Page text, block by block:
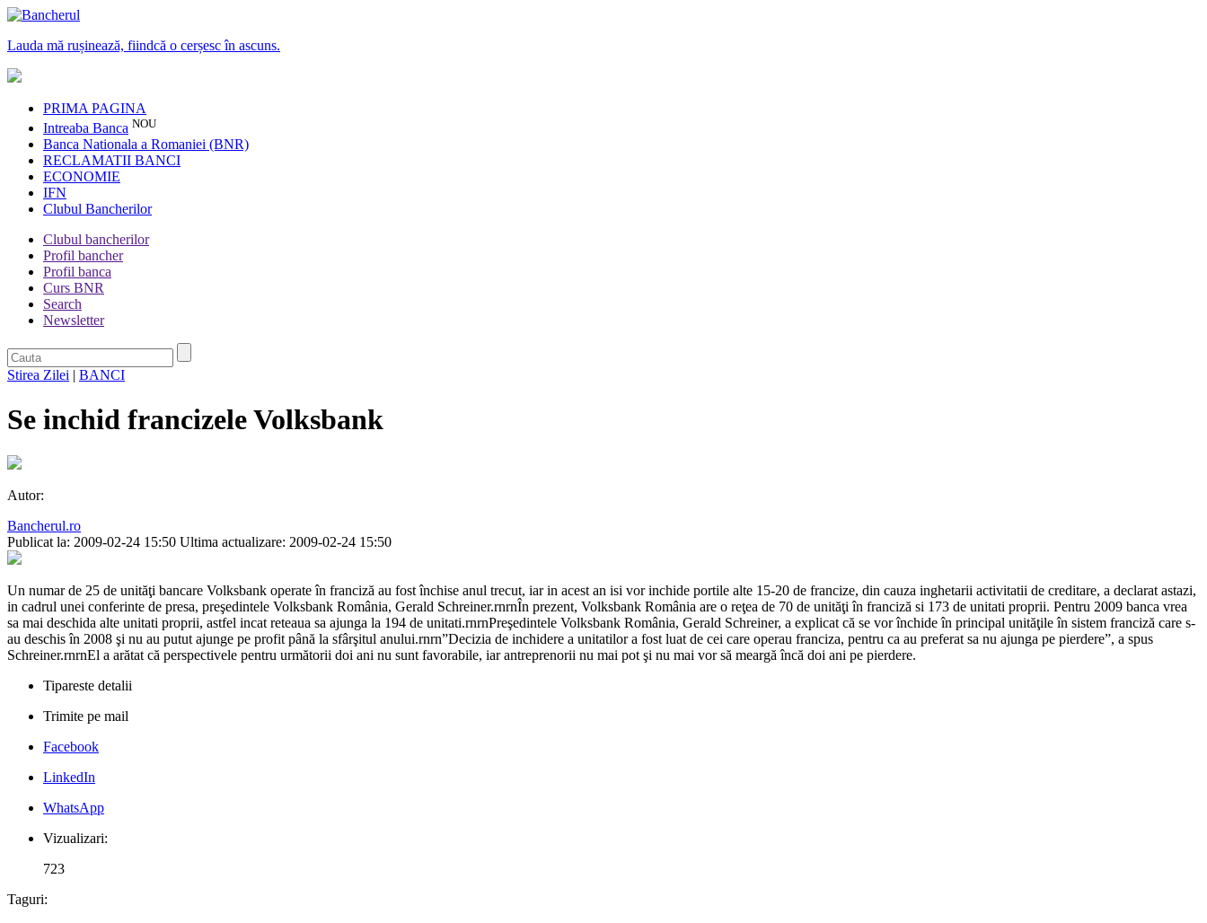
Lauda mă rușinează, fiindcă o cerșesc în ascuns.
PRIMA PAGINA
Intreaba Banca NOU
Banca Nationala a Romaniei (BNR)
RECLAMATII BANCI
ECONOMIE
IFN
Clubul Bancherilor
Clubul bancherilor
Profil bancher
Profil banca
Curs BNR
Search
Newsletter
Stirea Zilei | BANCI
Se inchid francizele Volksbank
Autor:
Bancherul.ro
Publicat la: 2009-02-24 15:50 Ultima actualizare: 2009-02-24 15:50
Un numar de 25 de unităţi bancare Volksbank operate în franciză au fost închise anul trecut, iar in acest an isi vor inchide portile alte 15-20 de francize, din cauza inghetarii activitatii de creditare, a declarat astazi,
in cadrul unei conferinte de presa, preşedintele Volksbank România, Gerald Schreiner.rnrnÎn prezent, Volksbank România are o reţea de 70 de unităţi în franciză si 173 de unitati proprii. Pentru 2009 banca vrea
sa mai deschida alte unitati proprii, astfel incat reteaua sa ajunga la 194 de unitati.rnrnPreşedintele Volksbank România, Gerald Schreiner, a explicat că se vor închide în principal unităţile în sistem franciză care s-
au deschis în 2008 şi nu au putut ajunge pe profit până la sfârşitul anului.rnrn”Decizia de inchidere a unitatilor a fost luat de cei care operau franciza, pentru ca au preferat sa nu ajunga pe pierdere”, a spus
Schreiner.rnrnEl a arătat că perspectivele pentru următorii doi ani nu sunt favorabile, iar antreprenorii nu mai pot şi nu mai vor să meargă încă doi ani pe pierdere.
Tipareste detalii
Trimite pe mail
Facebook
LinkedIn
WhatsApp
Vizualizari:
723
Taguri: